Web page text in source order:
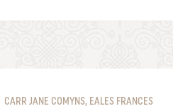
CARR JANE COMYNS, EALES FRANCES